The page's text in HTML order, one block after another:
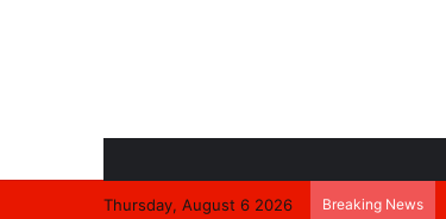
Thursday, August 6 2026 Breaking News